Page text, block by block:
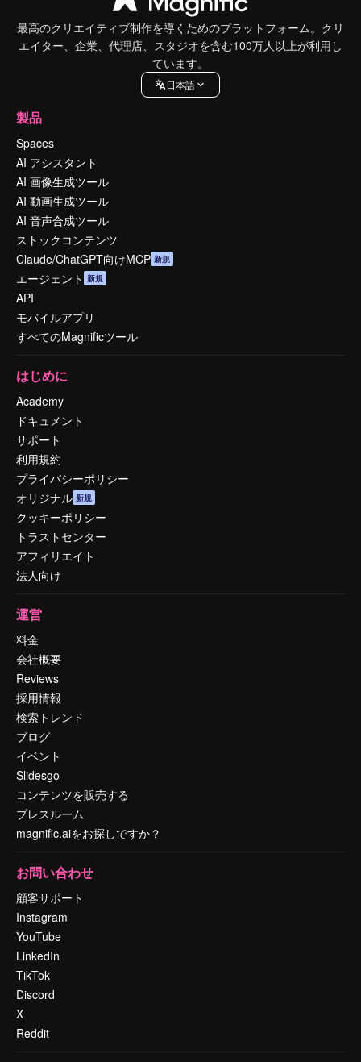
最高のクリエイティブ制作を導くためのプラットフォーム。クリ
エイター、企業、代理店、スタジオを含む100万人以上が利用し
ています。
日本語
製品
Spaces
AI アシスタント
AI 画像生成ツール
AI 動画生成ツール
AI 音声合成ツール
ストックコンテンツ
Claude/ChatGPT向けMCP 新規
エージェント 新規
API
モバイルアプリ
すべてのMagnificツール
はじめに
Academy
ドキュメント
サポート
利用規約
プライバシーポリシー
オリジナル 新規
クッキーポリシー
トラストセンター
アフィリエイト
法人向け
運営
料金
会社概要
Reviews
採用情報
検索トレンド
ブログ
イベント
Slidesgo
コンテンツを販売する
プレスルーム
magnific.aiをお探しですか？
お問い合わせ
顧客サポート
Instagram
YouTube
LinkedIn
TikTok
Discord
X
Reddit